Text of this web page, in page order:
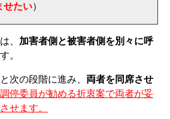
せたい）
、 加害者側と被害者側を別々に呼
。
次の段階に進み、 両者を同席させ
停委員が勧める折衷案で両者が妥
せます。